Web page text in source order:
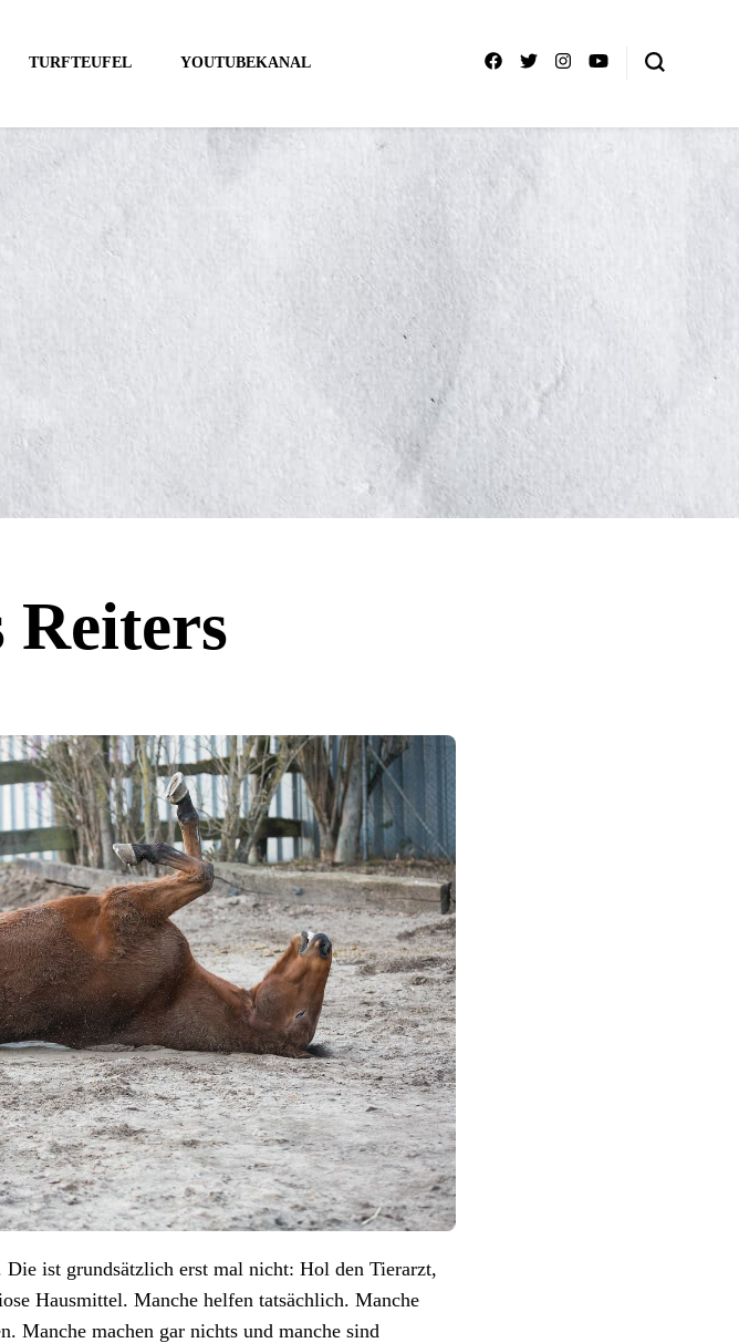
TURFTEUFEL YOUTUBEKANAL
ist grundsätzlich erst mal nicht: Hol den Tierarzt,
Hausmittel. Manche helfen tatsächlich. Manche
Manche machen gar nichts und manche sind